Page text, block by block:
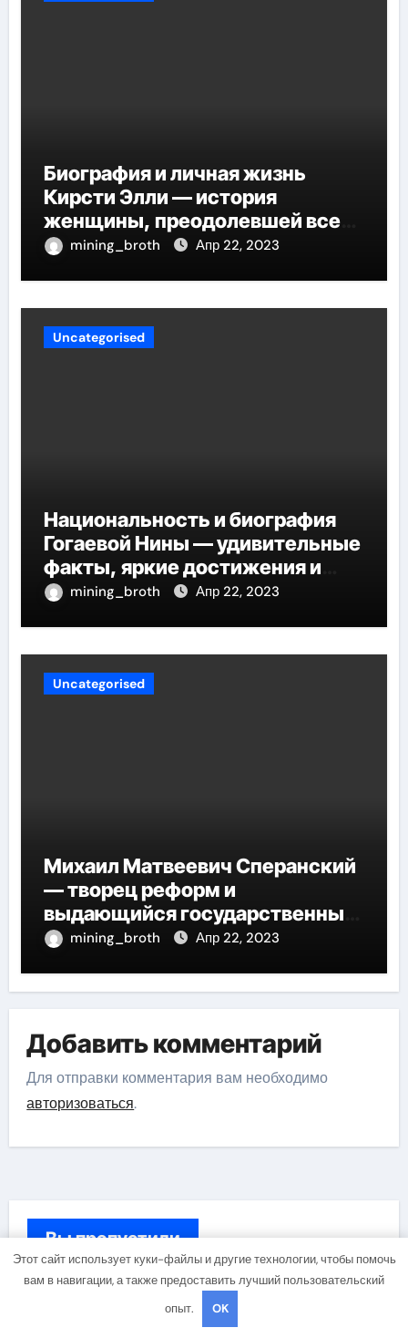
Биография и личная жизнь
Кирсти Элли — история
женщины, преодолевшей все
трудности и стала
mining_broth Апр 22, 2023
Uncategorised
Национальность и биография
Гогаевой Нины — удивительные
факты, яркие достижения и
потрясающий путь к успеху
mining_broth Апр 22, 2023
Uncategorised
Михаил Матвеевич Сперанский
— творец реформ и
выдающийся государственный
деятель России
mining_broth Апр 22, 2023
Добавить комментарий
Для отправки комментария вам необходимо
авторизоваться.
Вы пропустили
Бизнес и инвестиции
Этот сайт использует куки-файлы и другие технологии, чтобы помочь
вам в навигации, а также предоставить лучший пользовательский
опыт.
OK